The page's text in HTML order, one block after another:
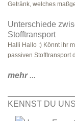
Getränk, welches
Unterschiede
Stofftransport
Halli Hallo :) Könnt ihr
passiven Stofftransport
mehr...
KENNST DU